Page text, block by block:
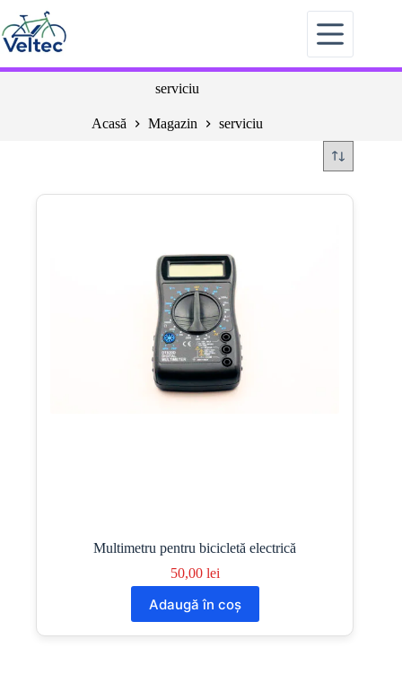
la
conținut
serviciu
Acasă Magazin serviciu
Multimetru pentru bicicletă electrică
50,00 lei
Adaugă în coș